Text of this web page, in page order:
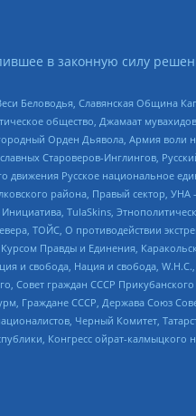
в законную силу
Беловодья, Славянская Община
общество, Джамаат
Орден Дьявола, Армия воли
Староверов-Инглингов,
Русское национальное
района, Правый сектор, УНА
TulaSkins,
ТОЙС, О противодействии
Правды и Единения,
и свобода, Нация и свобода,
граждан СССР Прикубанского
Граждане СССР, Держава Союз
Черный Комитет,
Конгресс ойрат-калмыцкого